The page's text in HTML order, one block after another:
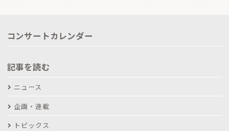
コンサートカレンダー
記事を読む
ニュース
企画・連載
トピックス